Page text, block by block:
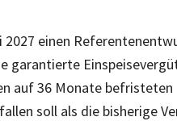
einen
garantierte
auf 36 Monate befristeten
soll als die bisherige